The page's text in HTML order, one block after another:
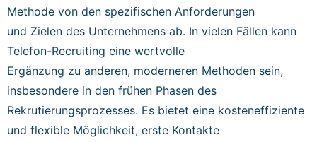
Methode von den spezifischen Anforderungen
und Zielen des Unternehmens ab. In vielen Fällen kann
Telefon-Recruiting eine wertvolle
Ergänzung zu anderen, moderneren Methoden sein,
insbesondere in den frühen Phasen des
Rekrutierungsprozesses. Es bietet eine kosteneffiziente
und flexible Möglichkeit, erste Kontakte